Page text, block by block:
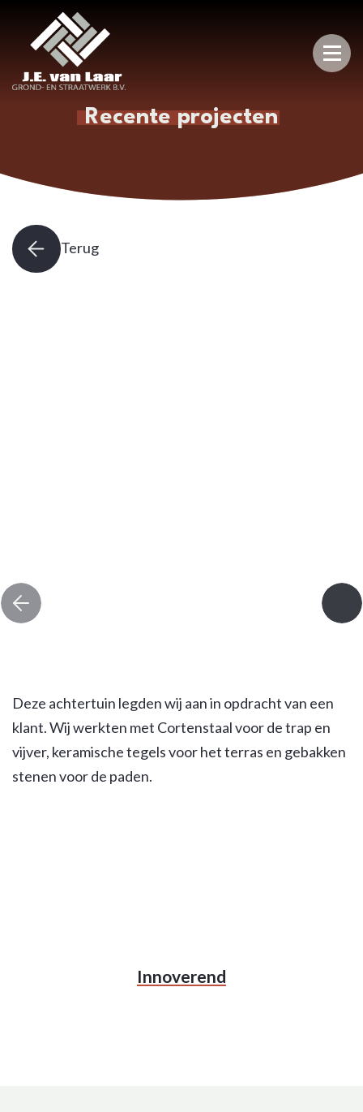
Recente projecten
Terug
Deze achtertuin legden wij aan in opdracht van een
klant. Wij werkten met Cortenstaal voor de trap en
vijver, keramische tegels voor het terras en gebakken
stenen voor de paden.
Innoverend